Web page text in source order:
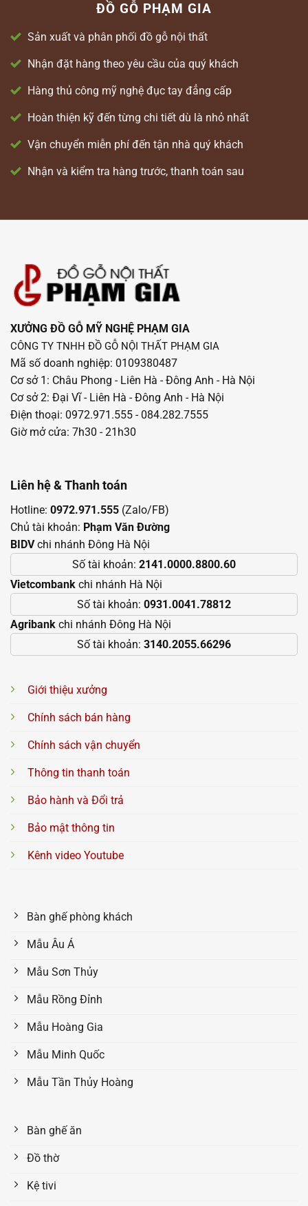
ĐỒ GỖ PHẠM GIA
Sản xuất và phân phối đồ gỗ nội thất
Nhận đặt hàng theo yêu cầu của quý khách
Hàng thủ công mỹ nghệ đục tay đẳng cấp
Hoàn thiện kỹ đến từng chi tiết dù là nhỏ nhất
Vận chuyển miễn phí đến tận nhà quý khách
Nhận và kiểm tra hàng trước, thanh toán sau
XƯỞNG ĐỒ GỖ MỸ NGHỆ PHẠM GIA
CÔNG TY TNHH ĐỒ GỖ NỘI THẤT PHẠM GIA
Mã số doanh nghiệp: 0109380487
Cơ sở 1: Châu Phong - Liên Hà - Đông Anh - Hà Nội
Cơ sở 2: Đại Vĩ - Liên Hà - Đông Anh - Hà Nội
Điện thoại: 0972.971.555 - 084.282.7555
Giờ mở cửa: 7h30 - 21h30
Liên hệ & Thanh toán
Hotline: 0972.971.555 (Zalo/FB)
Chủ tài khoản: Phạm Văn Đường
BIDVchi nhánh Đông Hà Nội
Số tài khoản: 2141.0000.8800.60
Vietcombank chi nhánh Hà Nội
Số tài khoản: 0931.0041.78812
Agribank chi nhánh Đông Hà Nội
Số tài khoản: 3140.2055.66296
Giới thiệu xưởng
Chính sách bán hàng
Chính sách vận chuyển
Thông tin thanh toán
Bảo hành và Đổi trả
Bảo mật thông tin
Kênh video Youtube
Bàn ghế phòng khách
Mẫu Âu Á
Mẫu Sơn Thủy
Mẫu Rồng Đỉnh
Mẫu Hoàng Gia
Mẫu Minh Quốc
Mẫu Tần Thủy Hoàng
Bàn ghế ăn
Đồ thờ
Kệ tivi